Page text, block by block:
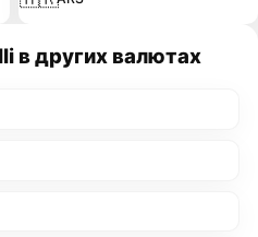
в других валютах